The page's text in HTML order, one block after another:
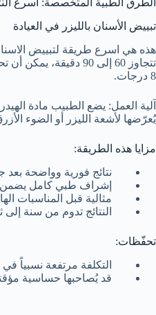
الطرق الطبية المتخصصة: أسرع
تبييض الأسنان بالليزر في العيادة
هذه هي اسرع طريقة لتبييض
8 درجات.
آلية العمل: يضع الطبيب مادة
يُعرّضها لأشعة الليزر أو الضوء
مزايا هذه الطريقة:
نتائج فورية وواضحة بعد
إشراف طبي كامل يضمن
مثالية قبل المناسبات
النتائج تدوم من سنة
تحفّظات:
التكلفة مرتفعة نسبياً
قد يُصاحبها حساسية مؤقتة لا